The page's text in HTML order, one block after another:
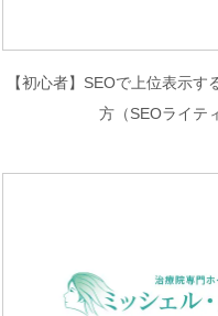
【初心者】SEOで上位表示す
方（SEOライテ